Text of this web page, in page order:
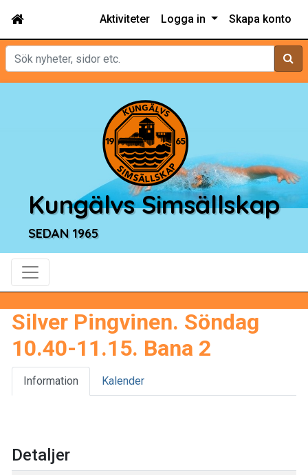
Aktiviteter Logga in Skapa konto
Sök
Kungälvs Simsällskap
SEDAN 1965
Silver Pingvinen. Söndag
10.40-11.15. Bana 2
Information Kalender
Detaljer